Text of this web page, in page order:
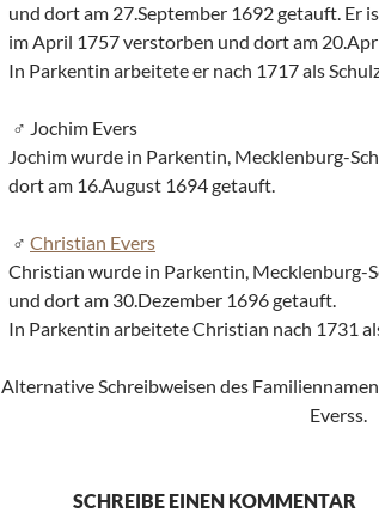
und dort am 27.September 1692 getauft. Er
im April 1757 verstorben und dort am
In Parkentin arbeitete er nach 1717 als
Jochim Evers
Jochim wurde in Parkentin, Mecklenburg-
dort am 16.August 1694 getauft.
Christian Evers
Christian wurde in Parkentin, Mecklenburg-
und dort am 30.Dezember 1696 getauft.
In Parkentin arbeitete Christian nach 1731
Alternative Schreibweisen des
Everss.
SCHREIBE EINEN KOMMENTAR